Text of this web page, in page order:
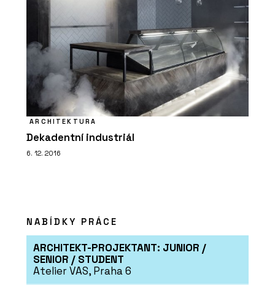
ARCHITEKTURA
Dekadentní industriál
6. 12. 2016
NABÍDKY PRÁCE
ARCHITEKT-PROJEKTANT: JUNIOR /
SENIOR / STUDENT
Atelier VAS, Praha 6